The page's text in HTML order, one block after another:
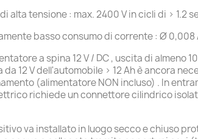
alta tensione : max. 2400 V in cicli di > 1.2
basso consumo di corrente : Ø 0,008
a spina 12 V / DC , uscita di almeno
12 V dell'automobile > 12 Ah è ancora
(alimentatore NON incluso) . In
richiede un connettore cilindrico
va installato in luogo secco e chiuso